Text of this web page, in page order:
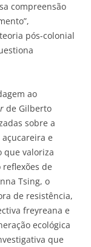
compreensão
pós-colonial
ao
de Gilberto
sobre a
e
que valoriza
de
Tsing, o
de resistência,
freyreana e
ecológica
que